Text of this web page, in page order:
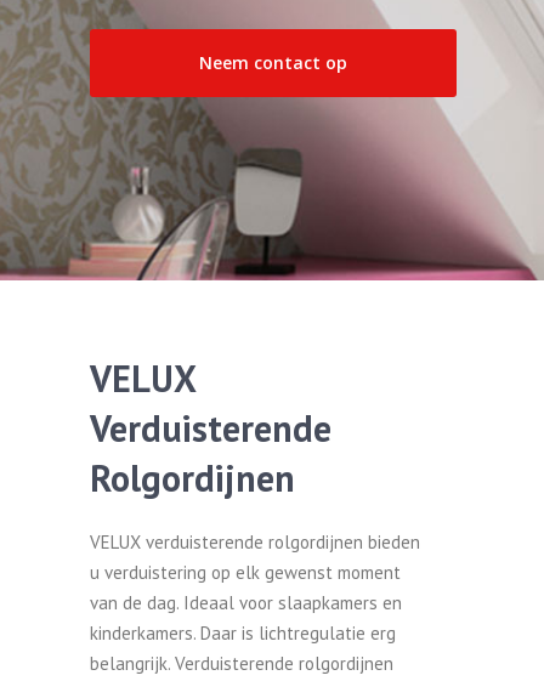
Neem contact op
VELUX
Verduisterende
Rolgordijnen
VELUX verduisterende rolgordijnen bieden
u verduistering op elk gewenst moment
van de dag. Ideaal voor slaapkamers en
kinderkamers. Daar is lichtregulatie erg
belangrijk. Verduisterende rolgordijnen